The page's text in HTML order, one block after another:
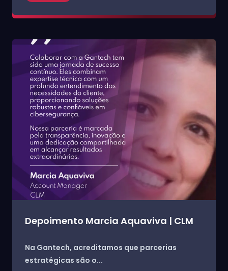
Depoimento Marcia Aquaviva | CLM
Na Gantech, acreditamos que parcerias
estratégicas são o...